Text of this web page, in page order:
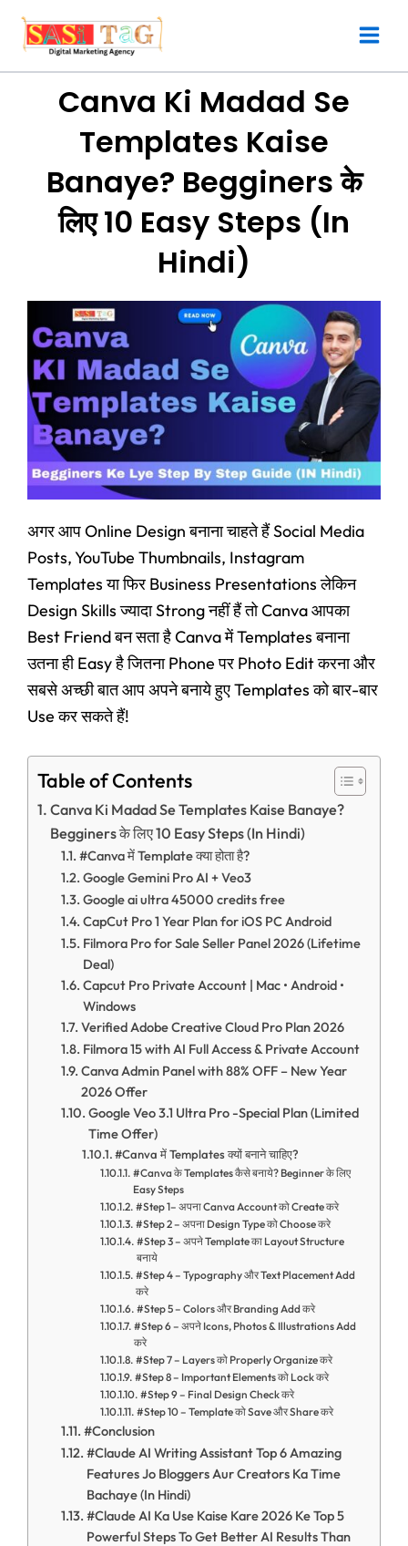
content
Canva Ki Madad Se
Templates Kaise
Banaye? Begginers के
लिए 10 Easy Steps (In
Hindi)
अगर आप Online Design बनाना चाहते हैं Social Media
Posts, YouTube Thumbnails, Instagram
Templates या फिर Business Presentations लेकिन
Design Skills ज्यादा Strong नहीं हैं तो Canva आपका
Best Friend बन सता है Canva में Templates बनाना
उतना ही Easy है जितना Phone पर Photo Edit करना और
सबसे अच्छी बात आप अपने बनाये हुए Templates को बार-बार
Use कर सकते हैं!
Table of Contents
Canva Ki Madad Se Templates Kaise Banaye?
Begginers के लिए 10 Easy Steps (In Hindi)
#Canva में Template क्या होता है?
Google Gemini Pro AI + Veo3
Google ai ultra 45000 credits free
CapCut Pro 1 Year Plan for iOS PC Android
Filmora Pro for Sale Seller Panel 2026 (Lifetime
Deal)
Capcut Pro Private Account | Mac • Android •
Windows
Verified Adobe Creative Cloud Pro Plan 2026
Filmora 15 with AI Full Access & Private Account
Canva Admin Panel with 88% OFF – New Year
2026 Offer
Google Veo 3.1 Ultra Pro -Special Plan (Limited
Time Offer)
#Canva में Templates क्यों बनाने चाहिए?
#Canva के Templates कैसे बनाये? Beginner के लिए
Easy Steps
#Step 1– अपना Canva Account को Create करे
#Step 2 – अपना Design Type को Choose करे
#Step 3 – अपने Template का Layout Structure
बनाये
#Step 4 – Typography और Text Placement Add
करे
#Step 5 – Colors और Branding Add करे
#Step 6 – अपने Icons, Photos & Illustrations Add
करे
#Step 7 – Layers को Properly Organize करे
#Step 8 – Important Elements को Lock करे
#Step 9 – Final Design Check करे
#Step 10 – Template को Save और Share करे
#Conclusion
#Claude AI Writing Assistant Top 6 Amazing
Features Jo Bloggers Aur Creators Ka Time
Bachaye (In Hindi)
#Claude AI Ka Use Kaise Kare 2026 Ke Top 5
Powerful Steps To Get Better AI Results Than